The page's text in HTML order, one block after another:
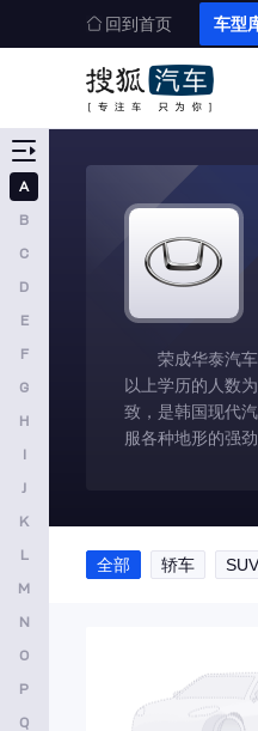
回到首页 车型
荣成华泰汽车有
以上学历的人数
致，是韩国现代
服各种地形的强
全部 轿车 SUV
A
B
C
D
E
F
G
H
I
J
K
L
M
N
O
P
Q
埃安
奥迪AUDI
阿斯顿马丁
埃尚
安凯客车